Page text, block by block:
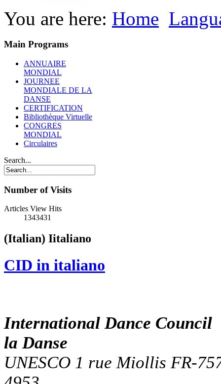
You are here: Home
Main Programs
ANNUAIRE
MONDIAL
JOURNEE
MONDIALE DE LA
DANSE
CERTIFICATION
Bibliothèque Virtuelle
CONGRES
MONDIAL
Circulaires
Search...
Number of Visits
Articles View Hits
1343431
(Italian) Ιitaliano
CID in italiano
International Dance
la Danse
UNESCO 1 rue Miollis FR-